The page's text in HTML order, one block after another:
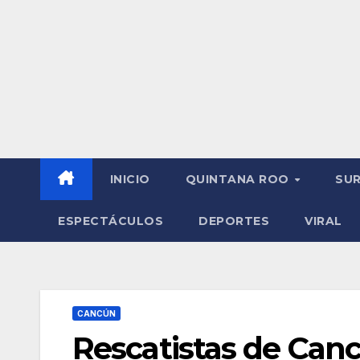
INICIO QUINTANA ROO
ESPECTÁCULOS DEPORTES VIRAL
CANCÚN
Rescatistas de